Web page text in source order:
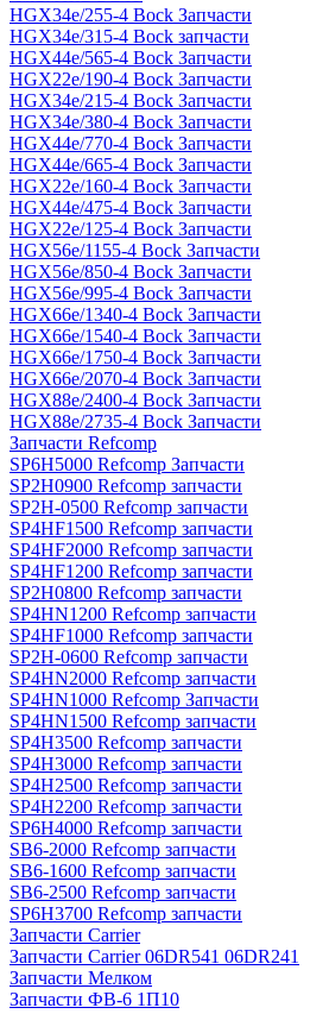
HGX34e/255-4 Bock Запчасти
HGX34e/315-4 Bock запчасти
HGX44e/565-4 Bock Запчасти
HGX22e/190-4 Bock Запчасти
HGX34e/215-4 Bock Запчасти
HGX34e/380-4 Bock Запчасти
HGX44e/770-4 Bock Запчасти
HGX44e/665-4 Bock Запчасти
HGX22e/160-4 Bock Запчасти
HGX44e/475-4 Bock Запчасти
HGX22e/125-4 Bock Запчасти
HGX56e/1155-4 Bock Запчасти
HGX56e/850-4 Bock Запчасти
HGX56e/995-4 Bock Запчасти
HGX66e/1340-4 Bock Запчасти
HGX66e/1540-4 Bock Запчасти
HGX66e/1750-4 Bock Запчасти
HGX66e/2070-4 Bock Запчасти
HGX88e/2400-4 Bock Запчасти
HGX88e/2735-4 Bock Запчасти
Запчасти Refcomp
SP6H5000 Refcomp Запчасти
SP2H0900 Refcomp запчасти
SP2H-0500 Refcomp запчасти
SP4HF1500 Refcomp запчасти
SP4HF2000 Refcomp запчасти
SP4HF1200 Refcomp запчасти
SP2H0800 Refcomp запчасти
SP4HN1200 Refcomp запчасти
SP4HF1000 Refcomp запчасти
SP2H-0600 Refcomp запчасти
SP4HN2000 Refcomp запчасти
SP4HN1000 Refcomp Запчасти
SP4HN1500 Refcomp запчасти
SP4H3500 Refcomp запчасти
SP4H3000 Refcomp запчасти
SP4H2500 Refcomp запчасти
SP4H2200 Refcomp запчасти
SP6H4000 Refcomp запчасти
SB6-2000 Refcomp запчасти
SB6-1600 Refcomp запчасти
SB6-2500 Refcomp запчасти
SP6H3700 Refcomp запчасти
Запчасти Carrier
Запчасти Carrier 06DR541 06DR241
Запчасти Мелком
Запчасти ФВ-6 1П10